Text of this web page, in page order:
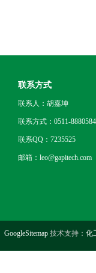
联系方式
联系人：胡嘉坤
联系方式：0511-
联系QQ：7235525
邮箱：leo@gapitech.com
GoogleSitemap 技术支持： 化